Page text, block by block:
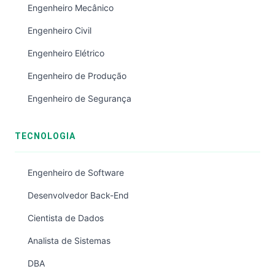
Engenheiro Mecânico
Engenheiro Civil
Engenheiro Elétrico
Engenheiro de Produção
Engenheiro de Segurança
TECNOLOGIA
Engenheiro de Software
Desenvolvedor Back-End
Cientista de Dados
Analista de Sistemas
DBA